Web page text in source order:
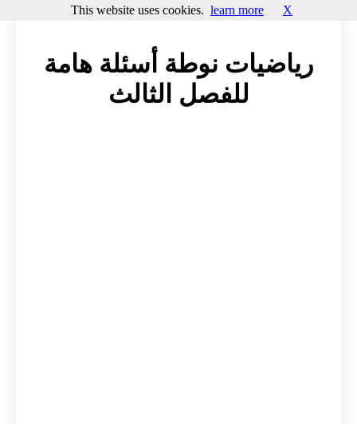
رياضيات نوطة أسئلة هامة
للفصل الثالث
This website uses cookies. learn more X